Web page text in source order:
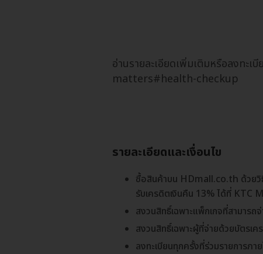
อ่านรายละเอียดเพิ่มเติมหรือลง
matters#health-checkup
รายละเอียดและเงื่อนไข
ซื้อสินค้าบน HDmall.co.th ด้วยวิ
รับเครดิตเงินคืน 13% ได้ที่ KTC
สงวนสิทธิ์เฉพาะแพ็กเกจที่สามารถ
สงวนสิทธิ์เฉพาะผู้ที่จ่ายด้วยบัตรเค
ลงทะเบียนทุกครั้งที่ร่วมรายการภา